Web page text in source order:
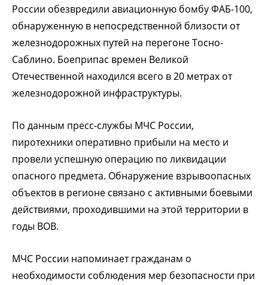
России обезвредили авиационную бомбу ФАБ-100,
обнаруженную в непосредственной близости от
железнодорожных путей на перегоне Тосно-
Саблино. Боеприпас времен Великой
Отечественной находился всего в 20 метрах от
железнодорожной инфраструктуры.
По данным пресс-службы МЧС России,
пиротехники оперативно прибыли на место и
провели успешную операцию по ликвидации
опасного предмета. Обнаружение взрывоопасных
объектов в регионе связано с активными боевыми
действиями, проходившими на этой территории в
годы ВОВ.
МЧС России напоминает гражданам о
необходимости соблюдения мер безопасности при